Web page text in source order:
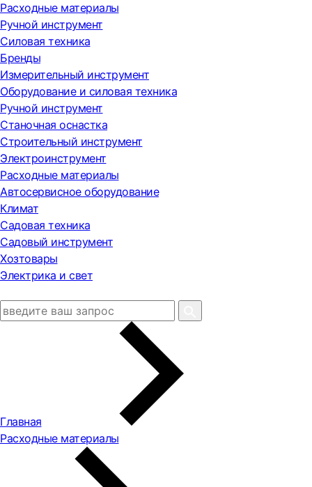
Расходные материалы
Ручной инструмент
Силовая техника
Бренды
Измерительный инструмент
Оборудование и силовая техника
Ручной инструмент
Станочная оснастка
Строительный инструмент
Электроинструмент
Расходные материалы
Автосервисное оборудование
Климат
Садовая техника
Садовый инструмент
Хозтовары
Электрика и свет
Главная
Расходные материалы